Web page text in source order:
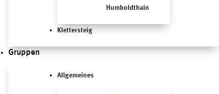
Humboldthain
Klettersteig
Gruppen
Allgemeines